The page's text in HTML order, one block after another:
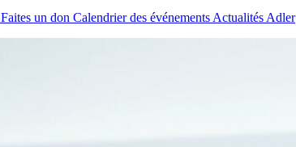
Faites un don Calendrier des événements Actualités Adler